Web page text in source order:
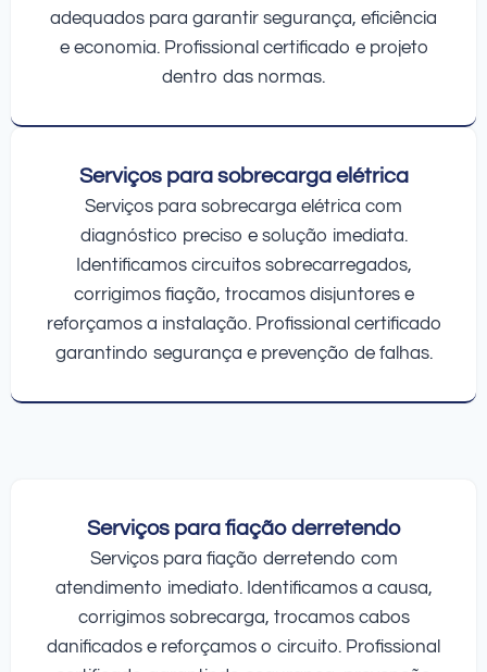
adequados para garantir segurança, eficiência
e economia. Profissional certificado e projeto
dentro das normas.
Serviços para sobrecarga elétrica
Serviços para sobrecarga elétrica com
diagnóstico preciso e solução imediata.
Identificamos circuitos sobrecarregados,
corrigimos fiação, trocamos disjuntores e
reforçamos a instalação. Profissional certificado
garantindo segurança e prevenção de falhas.
Serviços para fiação derretendo
Serviços para fiação derretendo com
atendimento imediato. Identificamos a causa,
corrigimos sobrecarga, trocamos cabos
danificados e reforçamos o circuito. Profissional